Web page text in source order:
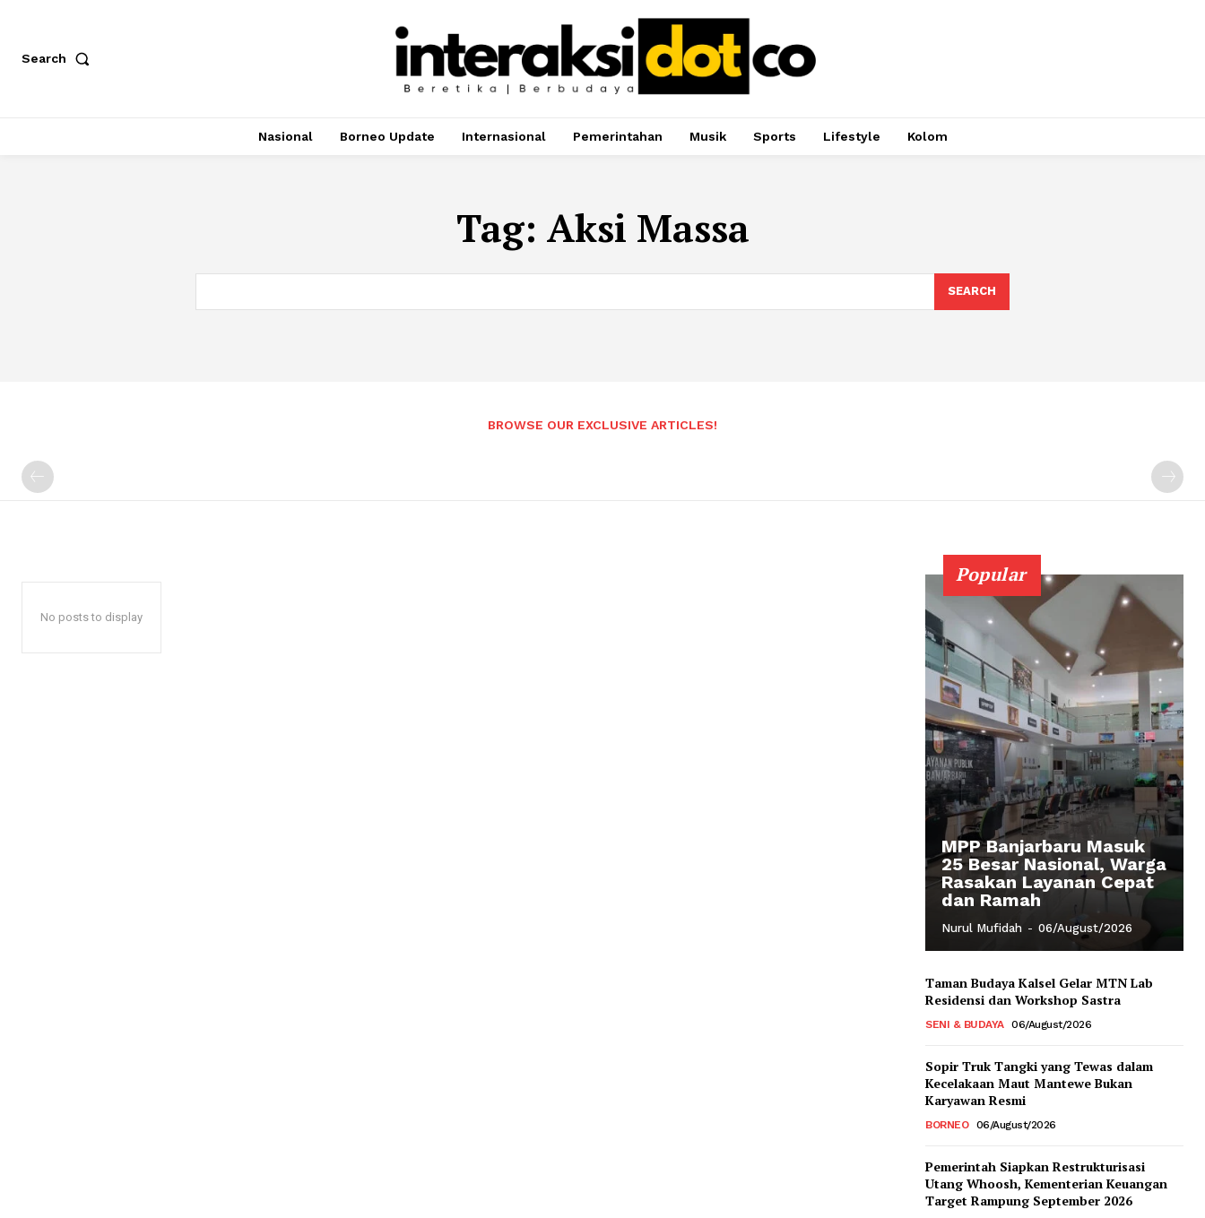
Search
Nasional Borneo Update Internasional Pemerintahan Musik Sports Lifestyle Kolom
Tag: Aksi Massa
SEARCH
BROWSE OUR EXCLUSIVE ARTICLES!
No posts to display
Popular
MPP Banjarbaru Masuk
25 Besar Nasional, Warga
Rasakan Layanan Cepat
dan Ramah
Nurul Mufidah - 06/August/2026
Taman Budaya Kalsel Gelar MTN Lab
Residensi dan Workshop Sastra
SENI & BUDAYA 06/August/2026
Sopir Truk Tangki yang Tewas dalam
Kecelakaan Maut Mantewe Bukan
Karyawan Resmi
BORNEO 06/August/2026
Pemerintah Siapkan Restrukturisasi
Utang Whoosh, Kementerian Keuangan
Target Rampung September 2026